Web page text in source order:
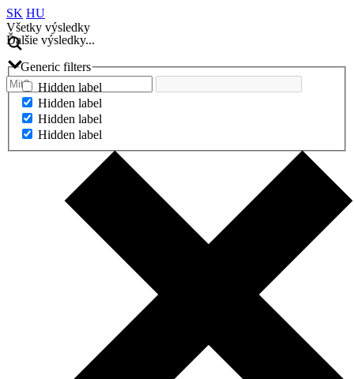
SK HU
Všetky výsledky
Ďalšie výsledky...
Generic filters
Hidden label
Hidden label
Hidden label
Hidden label
Ďalšie výsledky...